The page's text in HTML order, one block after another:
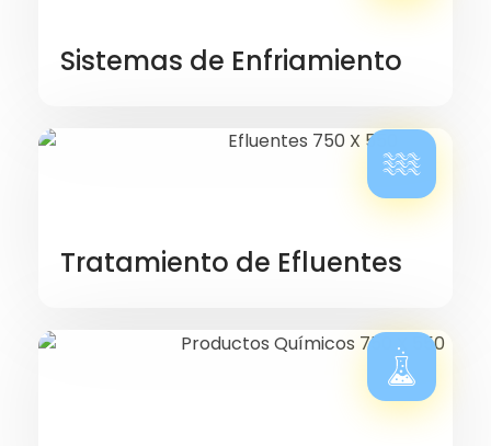
Sistemas de Enfriamiento
Tratamiento de Efluentes